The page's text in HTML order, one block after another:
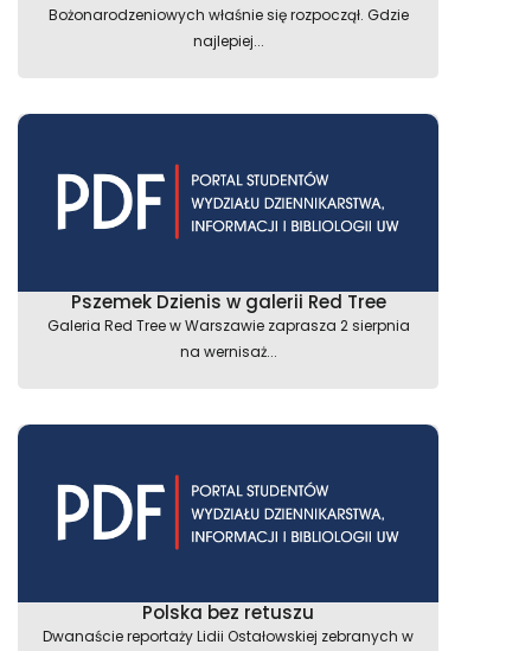
Bożonarodzeniowych właśnie się rozpoczął. Gdzie
najlepiej...
Pszemek Dzienis w galerii Red Tree
Galeria Red Tree w Warszawie zaprasza 2 sierpnia
na wernisaż...
Polska bez retuszu
Dwanaście reportaży Lidii Ostałowskiej zebranych w